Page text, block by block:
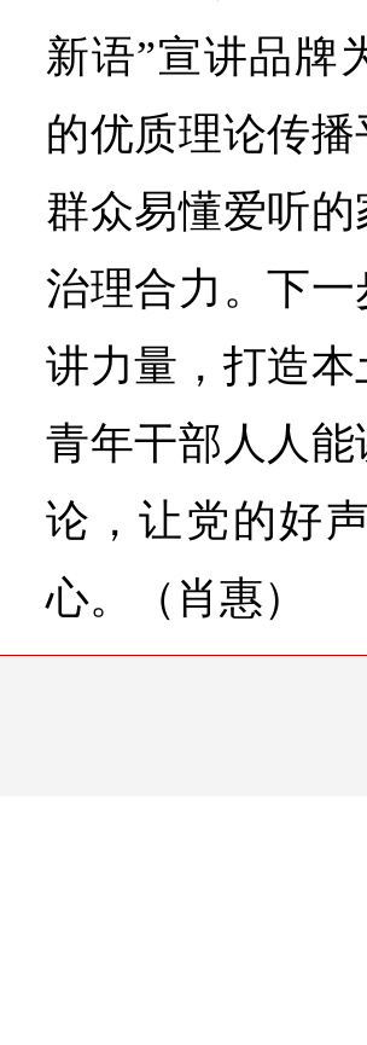
新语”宣讲品牌
的优质理论传
群众易懂爱听
治理合力。下
讲力量，打造
青年干部人人
论，让党的好
心。（肖惠）